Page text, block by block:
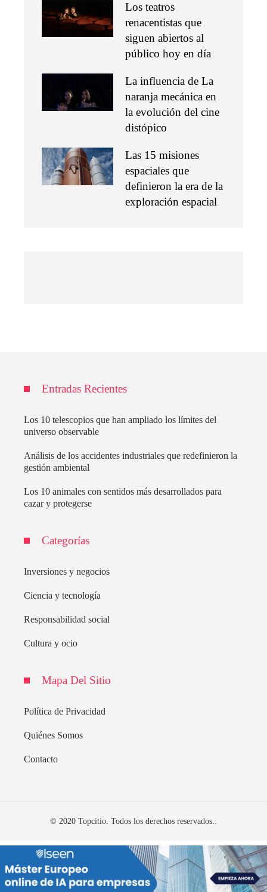
Los teatros
renacentistas que
siguen abiertos al
público hoy en día
La influencia de La
naranja mecánica en
la evolución del cine
distópico
Las 15 misiones
espaciales que
definieron la era de la
exploración espacial
Entradas Recientes
Los 10 telescopios que han ampliado los límites del
universo observable
Análisis de los accidentes industriales que redefinieron la
gestión ambiental
Los 10 animales con sentidos más desarrollados para
cazar y protegerse
Categorías
Inversiones y negocios
Ciencia y tecnología
Responsabilidad social
Cultura y ocio
Mapa Del Sitio
Política de Privacidad
Quiénes Somos
Contacto
© 2020 Topcitio. Todos los derechos reservados..